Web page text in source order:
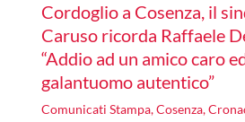
Cordoglio a Cosenza, il
Caruso ricorda Raffaele
“Addio ad un amico caro
galantuomo autentico”
Comunicati Stampa,Cosenza,